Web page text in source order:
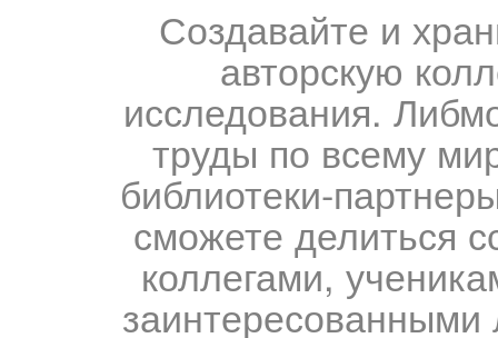
Создавайте и
авторскую
исследования.
труды по всему
библиотеки-
сможете делиться
коллегами,